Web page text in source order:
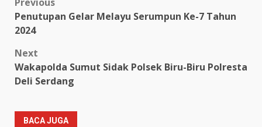
Post
navigation
Penutupan Gelar Melayu Serumpun Ke-7 Tahun
2024
Next
Wakapolda Sumut Sidak Polsek Biru-Biru Polresta
Deli Serdang
BACA JUGA